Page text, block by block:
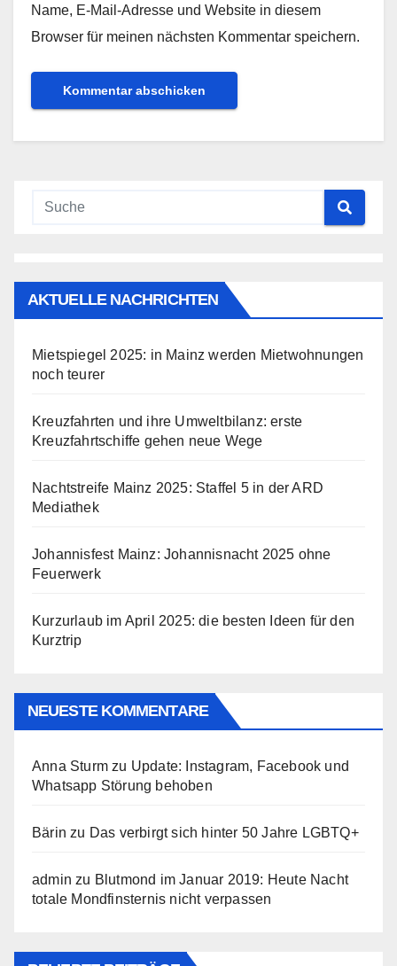
Name, E-Mail-Adresse und Website in diesem
Browser für meinen nächsten Kommentar speichern.
AKTUELLE NACHRICHTEN
Mietspiegel 2025: in Mainz werden Mietwohnungen
noch teurer
Kreuzfahrten und ihre Umweltbilanz: erste
Kreuzfahrtschiffe gehen neue Wege
Nachtstreife Mainz 2025: Staffel 5 in der ARD
Mediathek
Johannisfest Mainz: Johannisnacht 2025 ohne
Feuerwerk
Kurzurlaub im April 2025: die besten Ideen für den
Kurztrip
NEUESTE KOMMENTARE
Anna Sturm zu Update: Instagram, Facebook und
Whatsapp Störung behoben
Bärin zu Das verbirgt sich hinter 50 Jahre LGBTQ+
admin zu Blutmond im Januar 2019: Heute Nacht
totale Mondfinsternis nicht verpassen